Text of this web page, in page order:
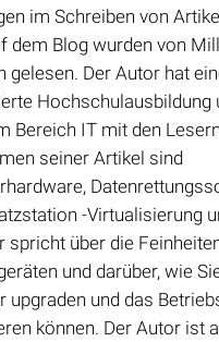
im Schreiben von
dem Blog wurden von
gelesen. Der Autor hat
Hochschulausbildung
Bereich IT mit den
seiner Artikel sind
-Virtualisierung
spricht über die
und darüber, wie
upgraden und das
können. Der Autor ist